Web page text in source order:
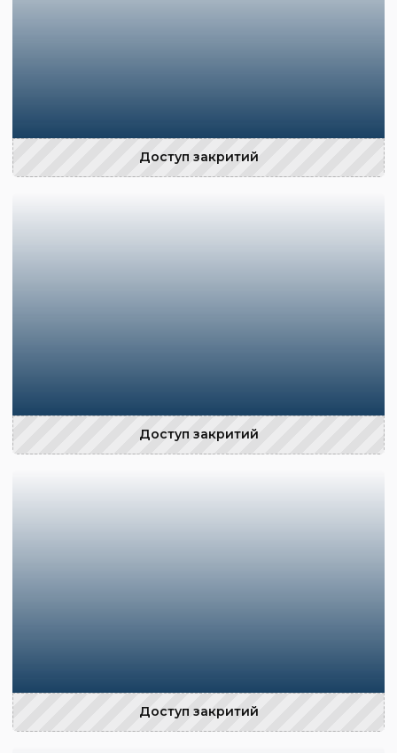
Доступ закритий
Доступ закритий
Доступ закритий